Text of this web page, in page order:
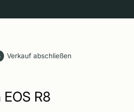
Verkauf abschließen
R8